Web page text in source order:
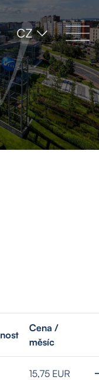
CZ
Cena /
měsíc
15,75 EUR